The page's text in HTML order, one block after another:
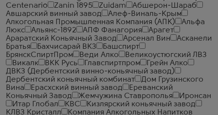
Centenario
Zanin 1895 Zuidam
Абшерон-Шараб
Авшарский винный завод
Алеф-Виналь-Крым
Алкогольная Промышленная Компания (АПК)
Альфа
Люкс
Альянс-1892 АПФ Фанагория
Арагет
Араратский Коньячный Завод
Арсенал Вин
Асканели
Братья
Бахчисарай ВКЗ
Башспирт
БрянскСпиртПром
Веди Алко
Великоустюгский ЛВЗ
Викалк
ВКК Русь Главспиртпром
Грейн Алко
ДВКЗ (Дербентский винно-коньячный завод)
Дербентский коньячный комбинат
Дом Грузинского
Вина
Ерасхский винный завод
Ереванский
Коньячный Завод
Жемчужина Ставрополья
Иронсан
Итар Глобал
КВС
Кизлярский коньячный завод
КЛВЗ Кристалл
Компания Алкогольных Напитков